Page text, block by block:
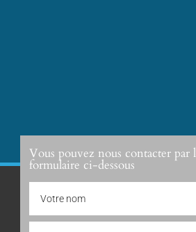
Vous pouvez nous contacter par
formulaire ci-dessous